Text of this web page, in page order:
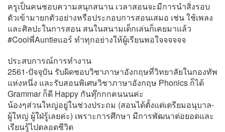
ครูเป็นคนชอบความสนุกสนาน เวลาสอนจะมีการนำสิ่งรอบ
ตัวเข้ามายกตัวอย่างหรือประกอบการสอนเสมอ เช่น ใช้เพลง
และศิลปะในการสอน สนในสนามเด็กเล่นก็เคยมาแล้ว
#Coolพี่Auntieแอร์ ทำทุกอย่างให้ผู้เรียนพอใจจจจจจ
ประสบการณ์การทำงาน
2561-ปัจจุบัน รับผิดชอบวิชาภาษาอังกฤษที่วิทยาลัยในกองทัพ
แห่งหนึ่ง และรับสอนพิเศษวิชาภาษาอังกฤษ Phonics ก็ได้
Grammar ก็ดี Happy กันทุ๊กกกคนนนค่ะ
น้องๆส่วนใหญ่อยู่ในช่วงประถม (สอนได้ตั้งแต่เตรียมอนุบาล-
ผู้ใหญ่ ผู้ใฝ่รู้เลยค่ะ) เพราะการศึกษา มีการพัฒนาต่อยอดและ
เรียนรู้ไปตลอดชีวิต